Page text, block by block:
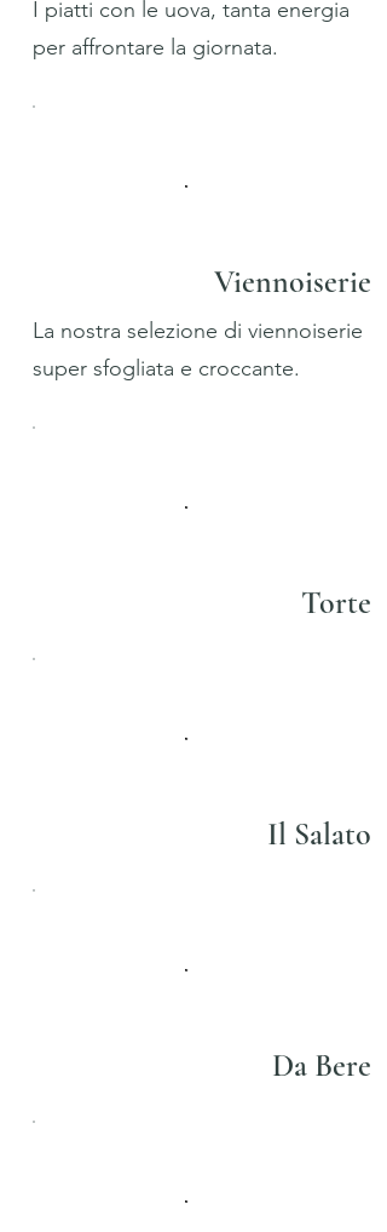
I piatti con le uova, tanta energia
per affrontare la giornata.
Viennoiserie
La nostra selezione di viennoiserie
super sfogliata e croccante.
Torte
Il Salato
Da Bere